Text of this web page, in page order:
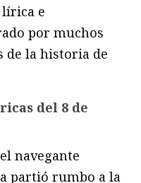
e
por muchos
de la historia de
del 8 de
el navegante
partió rumbo a la